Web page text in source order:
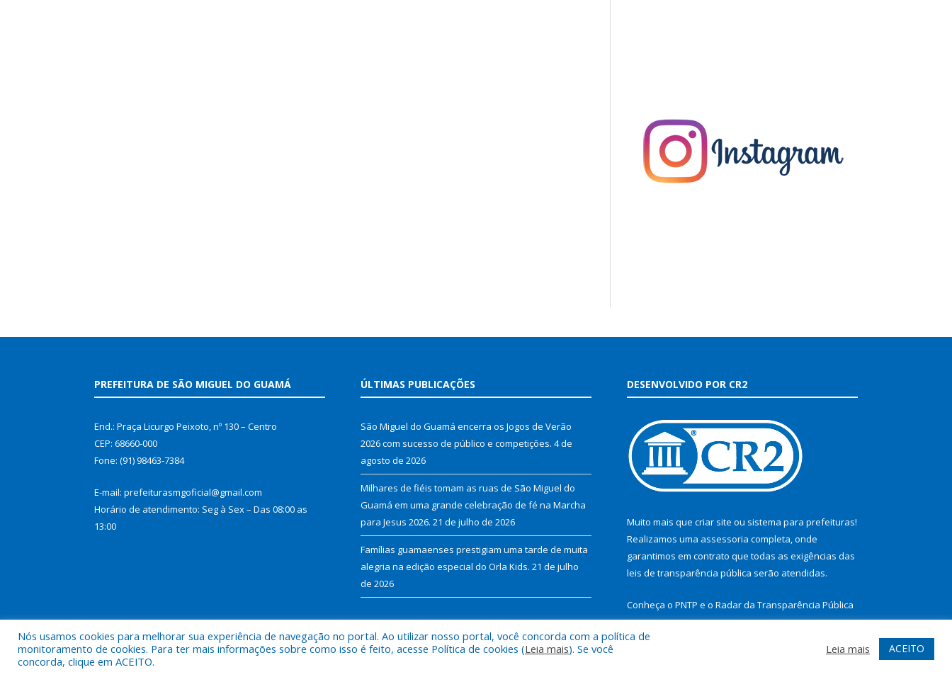
PREFEITURA DE SÃO MIGUEL DO GUAMÁ
End.: Praça Licurgo Peixoto, nº 130 – Centro
CEP: 68660-000
Fone: (91) 98463-7384
E-mail: prefeiturasmgoficial@gmail.com
Horário de atendimento: Seg à Sex – Das 08:00 as
13:00
ÚLTIMAS PUBLICAÇÕES
São Miguel do Guamá encerra os Jogos de Verão
2026 com sucesso de público e competições. 4 de
agosto de 2026
Milhares de fiéis tomam as ruas de São Miguel do
Guamá em uma grande celebração de fé na Marcha
para Jesus 2026. 21 de julho de 2026
Famílias guamaenses prestigiam uma tarde de muita
alegria na edição especial do Orla Kids. 21 de julho
de 2026
DESENVOLVIDO POR CR2
Muito mais que criar site ou sistema para prefeituras!
Realizamos uma assessoria completa, onde
garantimos em contrato que todas as exigências das
leis de transparência pública serão atendidas.
Conheça o PNTP e o Radar da Transparência Pública
Nós usamos cookies para melhorar sua experiência de navegação no portal. Ao utilizar nosso portal, você concorda com a política de
monitoramento de cookies. Para ter mais informações sobre como isso é feito, acesse Política de cookies (Leia mais). Se você
concorda, clique em ACEITO.
Leia mais ACEITO